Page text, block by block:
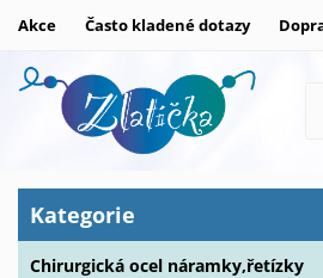
Akce Často kladené dotazy
Kategorie
Chirurgická ocel náramky,řetízky